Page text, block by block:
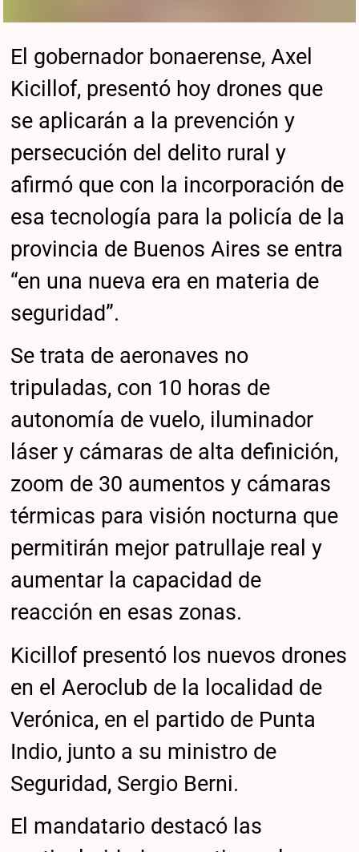
El gobernador bonaerense, Axel
Kicillof, presentó hoy drones que
se aplicarán a la prevención y
persecución del delito rural y
afirmó que con la incorporación de
esa tecnología para la policía de la
provincia de Buenos Aires se entra
“en una nueva era en materia de
seguridad”.
Se trata de aeronaves no
tripuladas, con 10 horas de
autonomía de vuelo, iluminador
láser y cámaras de alta definición,
zoom de 30 aumentos y cámaras
térmicas para visión nocturna que
permitirán mejor patrullaje real y
aumentar la capacidad de
reacción en esas zonas.
Kicillof presentó los nuevos drones
en el Aeroclub de la localidad de
Verónica, en el partido de Punta
Indio, junto a su ministro de
Seguridad, Sergio Berni.
El mandatario destacó las